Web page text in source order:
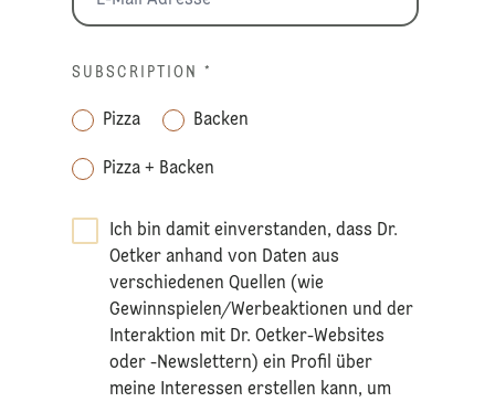
SUBSCRIPTION *
Pizza Backen
Pizza + Backen
Ich bin damit einverstanden, dass Dr.
Oetker anhand von Daten aus
verschiedenen Quellen (wie
Gewinnspielen/Werbeaktionen und der
Interaktion mit Dr. Oetker-Websites
oder -Newslettern) ein Profil über
meine Interessen erstellen kann, um